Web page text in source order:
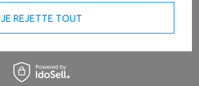
JE REJETTE TOUT